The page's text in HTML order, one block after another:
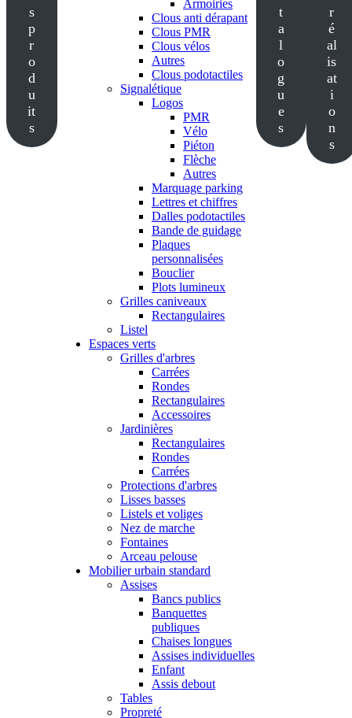
s
p
r
o
d
u
it
s
Armoiries
Clous anti dérapant
Clous PMR
Clous vélos
Autres
Clous podotactiles
Signalétique
Logos
PMR
Vélo
Piéton
Flèche
Autres
Marquage parking
Lettres et chiffres
Dalles podotactiles
Bande de guidage
Plaques
personnalisées
Bouclier
Plots lumineux
Grilles caniveaux
Rectangulaires
Listel
Espaces verts
Grilles d'arbres
Carrées
Rondes
Rectangulaires
Accessoires
Jardinières
Rectangulaires
Rondes
Carrées
Protections d'arbres
Lisses basses
Listels et voliges
Nez de marche
Fontaines
Arceau pelouse
Mobilier urbain standard
Assises
Bancs publics
Banquettes
publiques
Chaises longues
Assises individuelles
Enfant
Assis debout
Tables
Propreté
t
a
l
o
g
u
e
s
r
é
al
is
at
i
o
n
s